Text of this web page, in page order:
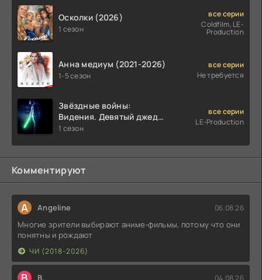
Осколки (2026)
1 сезон
все серии
Coldfilm, LE-
Production
Анна медиум (2021-2026)
1-5 сезон
все серии
Не требуется
Звёздные войны:
Видения. Девятый джедай
(2026)
1 сезон
все серии
LE-Production
Комментируют
A Angeline 06.08.26
Многие зрители выбирают аниме-фильмы, потому что они
понятны и рождают
ЧИ (2018-2026)
В. 04.08.26